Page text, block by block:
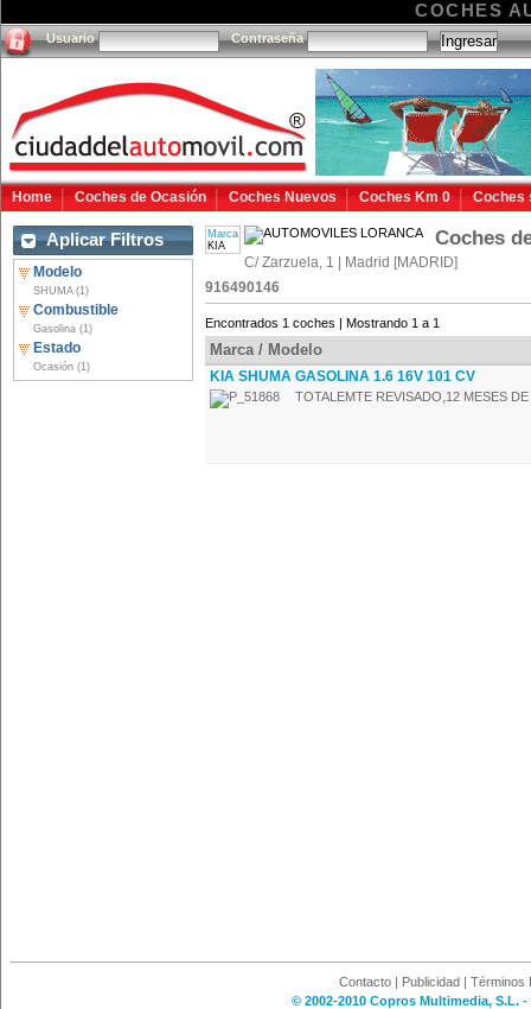
COCHES
Usuario Contraseña
Home Coches de Ocasión Coches Nuevos Coches Km 0 Coches
Aplicar Filtros
Modelo
SHUMA (1)
Combustible
Gasolina (1)
Estado
Ocasión (1)
Marca
KIA
Coches
C/ Zarzuela, 1 | Madrid [MADRID]
916490146
Encontrados 1 coches | Mostrando 1 a 1
Marca / Modelo
KIA SHUMA GASOLINA 1.6 16V 101 CV
TOTALEMTE REVISADO,12 MESES
Contacto | Publicidad | Términos
© 2002-2010 Copros Multimedia, S.L.